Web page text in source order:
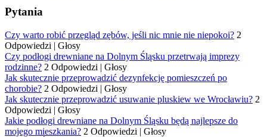
Pytania
Czy warto robić przegląd zębów, jeśli nic mnie nie niepokoi? 2
Odpowiedzi | Głosy
Czy podłogi drewniane na Dolnym Śląsku przetrwają imprezy
rodzinne? 2 Odpowiedzi | Głosy
Jak skutecznie przeprowadzić dezynfekcję pomieszczeń po
chorobie? 2 Odpowiedzi | Głosy
Jak skutecznie przeprowadzić usuwanie pluskiew we Wrocławiu? 2
Odpowiedzi | Głosy
Jakie podłogi drewniane na Dolnym Śląsku będą najlepsze do
mojego mieszkania? 2 Odpowiedzi | Głosy